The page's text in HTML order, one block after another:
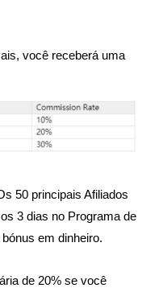
você receberá uma
50 principais Afiliados
3 dias no Programa de
em dinheiro.
de 20% se você